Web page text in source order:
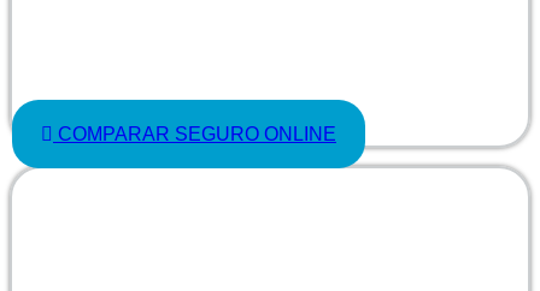
COMPARAR SEGURO ONLINE